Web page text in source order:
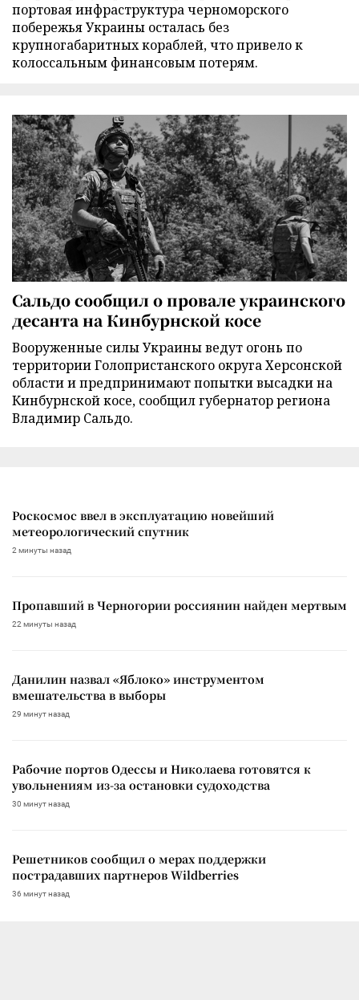
портовая инфраструктура черноморского
побережья Украины осталась без
крупногабаритных кораблей, что привело к
колоссальным финансовым потерям.
Сальдо сообщил о провале украинского
десанта на Кинбурнской косе
Вооруженные силы Украины ведут огонь по
территории Голопристанского округа Херсонской
области и предпринимают попытки высадки на
Кинбурнской косе, сообщил губернатор региона
Владимир Сальдо.
Роскосмос ввел в эксплуатацию новейший
метеорологический спутник
2 минуты назад
Пропавший в Черногории россиянин найден мертвым
22 минуты назад
Данилин назвал «Яблоко» инструментом
вмешательства в выборы
29 минут назад
Рабочие портов Одессы и Николаева готовятся к
увольнениям из-за остановки судоходства
30 минут назад
Решетников сообщил о мерах поддержки
пострадавших партнеров Wildberries
36 минут назад